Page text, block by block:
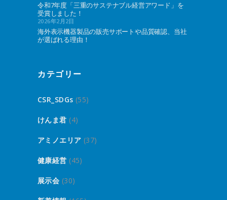
令和7年度「三重のサステナブル経営アワード」を
受賞しました！
2026年2月2日
海外表示機器製品の販売サポートや品質確認、当社
が選ばれる理由！
カテゴリー
CSR_SDGs (55)
けんま君 (4)
アミノエリア (37)
健康経営 (45)
展示会 (30)